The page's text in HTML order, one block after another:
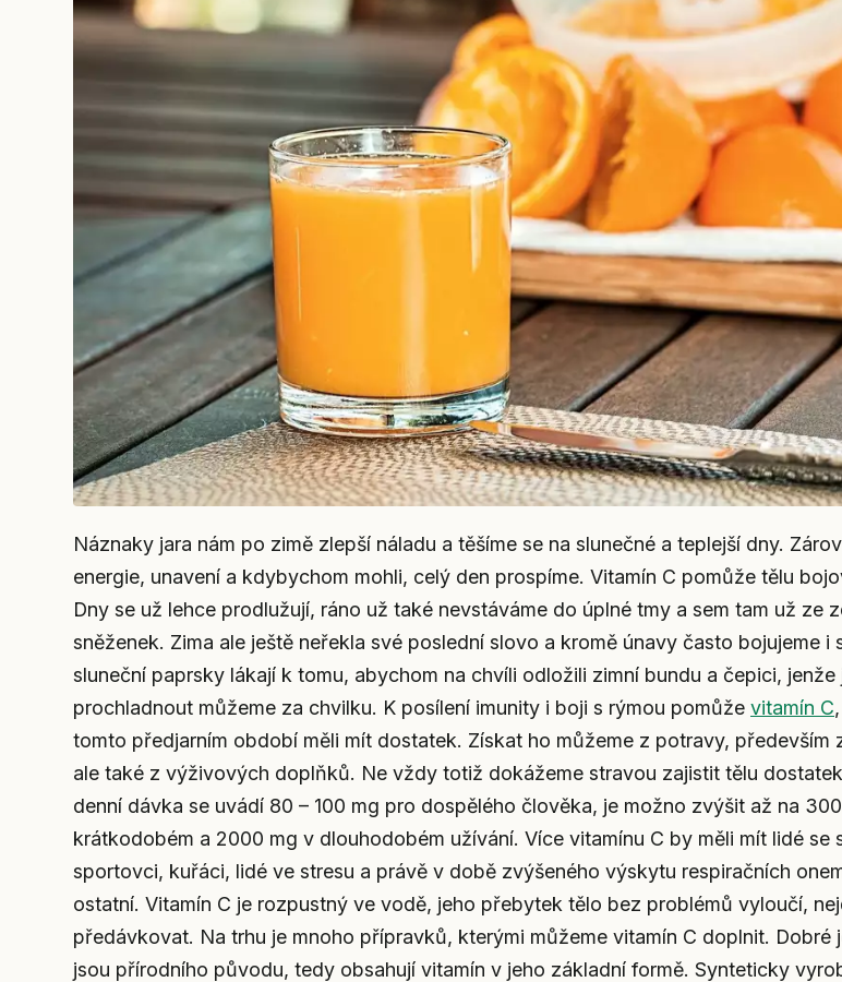
Náznaky jara nám po zimě zlepší náladu a těšíme se na slunečné a teplejší dny.
energie, unavení a kdybychom mohli, celý den prospíme. Vitamín C pomůže tělu
Dny se už lehce prodlužují, ráno už také nevstáváme do úplné tmy a sem tam už ze
sněženek. Zima ale ještě neřekla své poslední slovo a kromě únavy často bojujeme i
sluneční paprsky lákají k tomu, abychom na chvíli odložili zimní bundu a čepici,
prochladnout můžeme za chvilku. K posílení imunity i boji s rýmou pomůže vitamín C
tomto předjarním období měli mít dostatek. Získat ho můžeme z potravy, především
ale také z výživových doplňků. Ne vždy totiž dokážeme stravou zajistit tělu dostatek
denní dávka se uvádí 80 – 100 mg pro dospělého člověka, je možno zvýšit až na
krátkodobém a 2000 mg v dlouhodobém užívání. Více vitamínu C by měli mít lidé se
sportovci, kuřáci, lidé ve stresu a právě v době zvýšeného výskytu respiračních
ostatní. Vitamín C je rozpustný ve vodě, jeho přebytek tělo bez problémů vyloučí,
předávkovat. Na trhu je mnoho přípravků, kterými můžeme vitamín C doplnit. Dobré
jsou přírodního původu, tedy obsahují vitamín v jeho základní formě. Synteticky